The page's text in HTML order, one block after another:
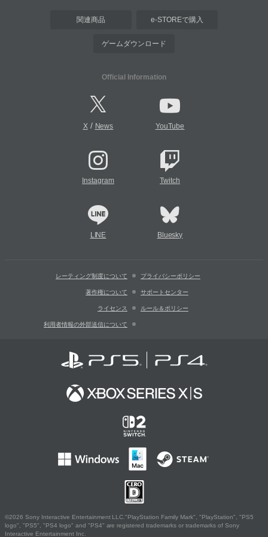
関連商品 e-STOREで購入
ゲームダウンロード
Official Information
X/ News YouTube
Instagram Twitch
LINE Bluesky
レーティング制度について プライバシーポリシー
著作権について サポートセンター
ライセンス ルール＆ポリシー
利用者情報の外部送信について
©2026 Sony Interactive Entertainment LLC."PlayStation Family Mark", "PlayStation", "PS5
logo", "PS5", "PS4 logo" and "PS4" are registered trademarks or trademarks of Sony
Interactive Entertainment Inc.